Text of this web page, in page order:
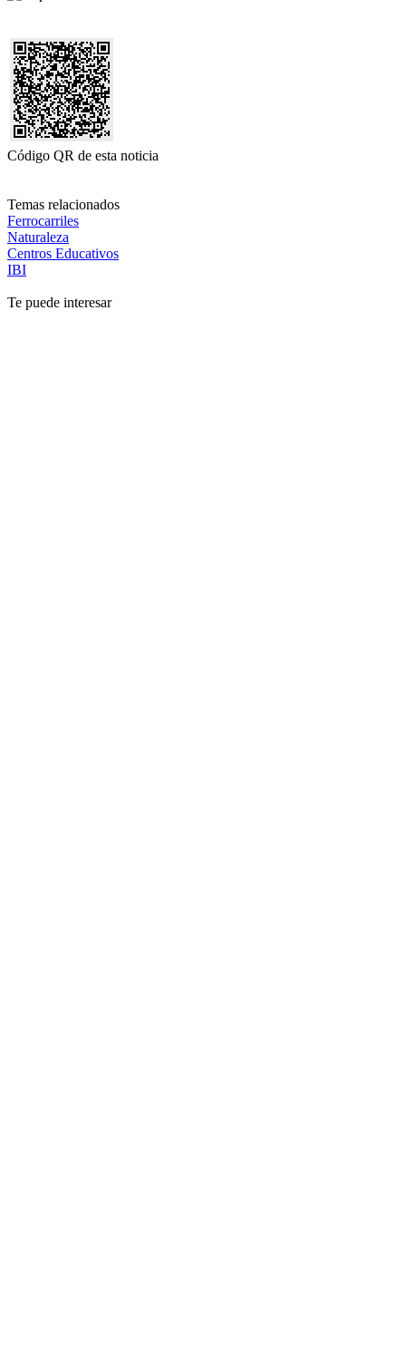
Código QR de esta noticia
Temas relacionados
Ferrocarriles
Naturaleza
Centros Educativos
IBI
Te puede interesar